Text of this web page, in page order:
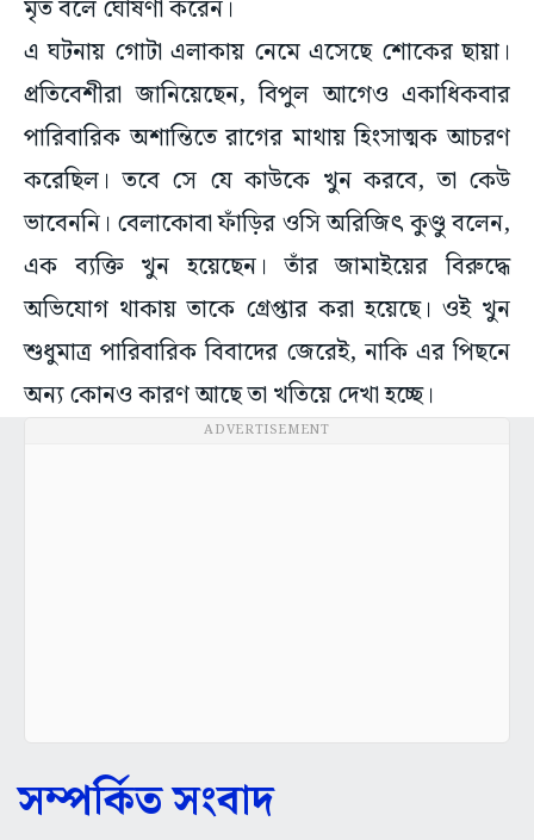
মৃত বলে ঘোষণা করেন।
এ ঘটনায় গোটা এলাকায় নেমে এসেছে শোকের ছায়া।
প্রতিবেশীরা জানিয়েছেন, বিপুল আগেও একাধিকবার
পারিবারিক অশান্তিতে রাগের মাথায় হিংসাত্মক আচরণ
করেছিল। তবে সে যে কাউকে খুন করবে, তা কেউ
ভাবেননি। বেলাকোবা ফাঁড়ির ওসি অরিজিৎ কুণ্ডু বলেন,
এক ব্যক্তি খুন হয়েছেন। তাঁর জামাইয়ের বিরুদ্ধে
অভিযোগ থাকায় তাকে গ্রেপ্তার করা হয়েছে। ওই খুন
শুধুমাত্র পারিবারিক বিবাদের জেরেই, নাকি এর পিছনে
অন্য কোনও কারণ আছে তা খতিয়ে দেখা হচ্ছে।
ADVERTISEMENT
সম্পর্কিত সংবাদ